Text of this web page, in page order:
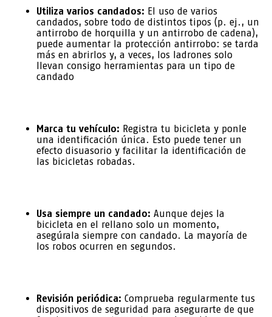
Utiliza varios candados: El uso de varios
candados, sobre todo de distintos tipos (p. ej., un
antirrobo de horquilla y un antirrobo de cadena),
puede aumentar la protección antirrobo: se tarda
más en abrirlos y, a veces, los ladrones solo
llevan consigo herramientas para un tipo de
candado
Marca tu vehículo: Registra tu bicicleta y ponle
una identificación única. Esto puede tener un
efecto disuasorio y facilitar la identificación de
las bicicletas robadas.
Usa siempre un candado: Aunque dejes la
bicicleta en el rellano solo un momento,
asegúrala siempre con candado. La mayoría de
los robos ocurren en segundos.
Revisión periódica: Comprueba regularmente tus
dispositivos de seguridad para asegurarte de que